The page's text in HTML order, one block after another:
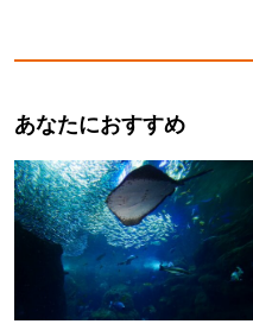
あなたにおすすめ